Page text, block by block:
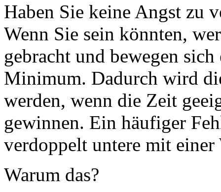
Haben Sie keine Angst zu
Wenn Sie sein könnten,
gebracht und bewegen
Minimum. Dadurch wird
werden, wenn die Zeit
gewinnen. Ein häufiger
verdoppelt untere mit
Warum das?